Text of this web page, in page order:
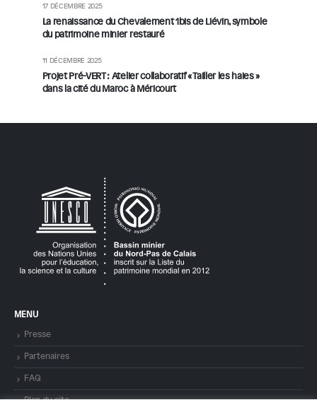
La renaissance du Chevalement 1bis de Liévin, symbole
du patrimoine minier restauré
17 DÉCEMBRE 2025
Projet Pré-VERT : Atelier collaboratif « Tailler les haies »
dans la cité du Maroc à Méricourt
11 DÉCEMBRE 2025
MENU
Presse
Partenaires
FAQ